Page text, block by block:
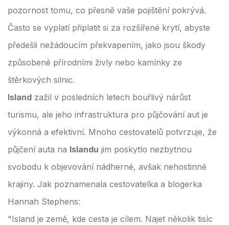
pozornost tomu, co přesně vaše pojištění pokrývá.
Často se vyplatí připlatit si za rozšířené krytí, abyste
předešli nežádoucím překvapením, jako jsou škody
způsobené přírodními živly nebo kamínky ze
štěrkových silnic.
Island zažil v posledních letech bouřlivý nárůst
turismu, ale jeho infrastruktura pro půjčování aut je
výkonná a efektivní. Mnoho cestovatelů potvrzuje, že
půjčení auta na Islandu jim poskytlo nezbytnou
svobodu k objevování nádherné, avšak nehostinné
krajiny. Jak poznamenala cestovatelka a blogerka
Hannah Stephens:
"Island je země, kde cesta je cílem. Najet několik tisíc